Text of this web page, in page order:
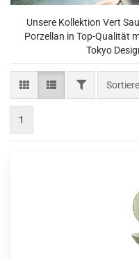
Unsere Kollektion Vert
Porzellan in Top-Qualität
Tokyo
FILTER
1